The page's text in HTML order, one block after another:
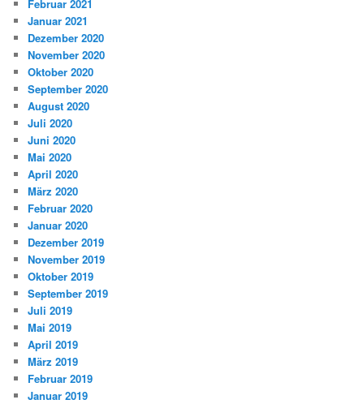
Februar 2021
Januar 2021
Dezember 2020
November 2020
Oktober 2020
September 2020
August 2020
Juli 2020
Juni 2020
Mai 2020
April 2020
März 2020
Februar 2020
Januar 2020
Dezember 2019
November 2019
Oktober 2019
September 2019
Juli 2019
Mai 2019
April 2019
März 2019
Februar 2019
Januar 2019